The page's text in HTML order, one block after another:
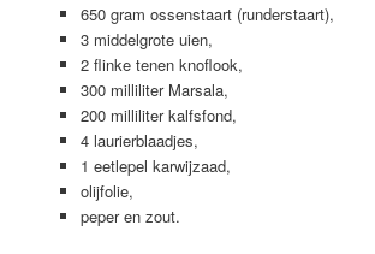
650 gram ossenstaart (runderstaart),
3 middelgrote uien,
2 flinke tenen knoflook,
300 milliliter Marsala,
200 milliliter kalfsfond,
4 laurierblaadjes,
1 eetlepel karwijzaad,
olijfolie,
peper en zout.